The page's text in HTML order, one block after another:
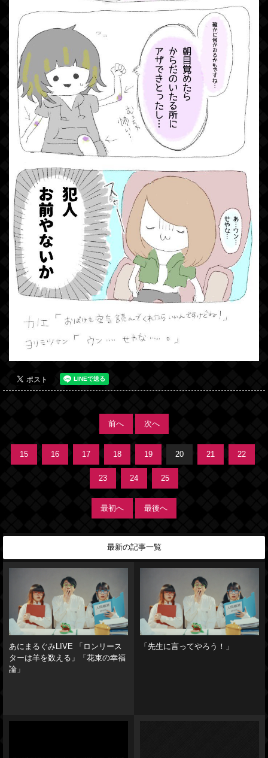
前へ 次へ
15 16 17 18 19 20 21 22
23 24 25
最初へ 最後へ
最新の記事一覧
あにまるぐみLIVE 「ロンリース
ターは羊を数える」「花束の幸福
論」
「先生に言ってやろう！」